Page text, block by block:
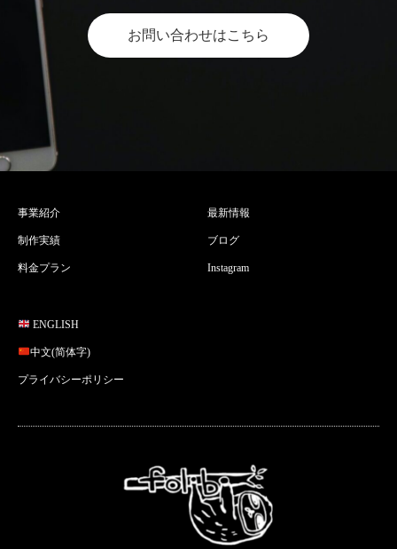
お問い合わせはこちら
事業紹介
制作実績
料金プラン
最新情報
ブログ
Instagram
ENGLISH
中文(简体字)
プライバシーポリシー